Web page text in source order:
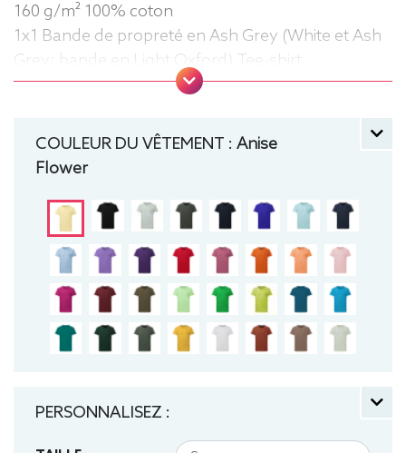
160 g/m² 100% coton
1x1 Bande de propreté en Ash Grey (White et Ash
Grey: bande en Light Oxford) Tee-shirt,
manche courte, Léger, Homme, Col rond
COULEUR DU VÊTEMENT : Anise
Flower
PERSONNALISEZ :